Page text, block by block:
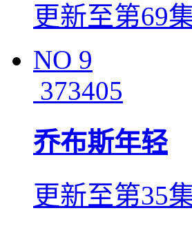
更新至第69
NO 9
373405
乔布斯年轻
更新至第35